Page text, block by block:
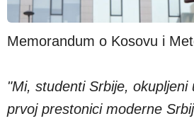
Memorandum o Kosovu i
"Mi, studenti Srbije, okupljeni
prvoj prestonici moderne